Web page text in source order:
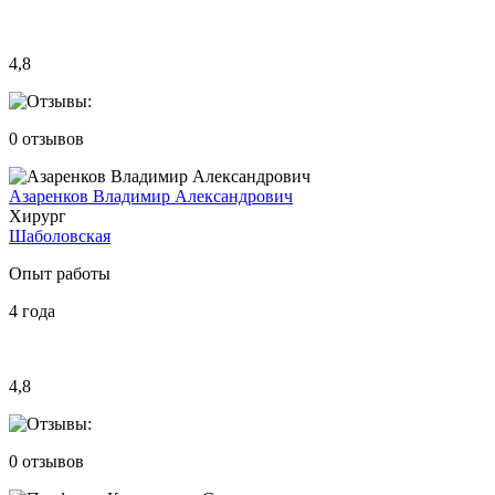
4,8
0 отзывов
Азаренков Владимир Александрович
Хирург
Шаболовская
Опыт работы
4 года
4,8
0 отзывов